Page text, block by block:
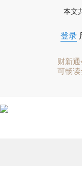
本文
登录
财新通
可畅读